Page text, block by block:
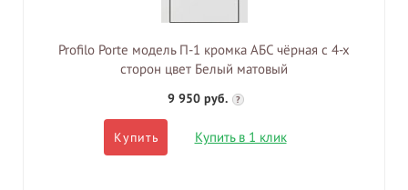
Profilo Porte модель П-1 кромка АБС чёрная с 4-х
сторон цвет Белый матовый
9 950 руб. ?
Купить Купить в 1 клик